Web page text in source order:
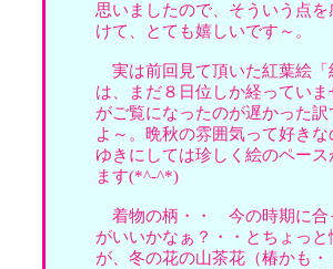
思いましたので、そういう点
けて、とても嬉しいです～。
実は前回見て頂いた紅葉絵「
は、まだ８日位しか経ってい
がご覧になったのが遅かった
よ～。晩秋の雰囲気って好き
ゆきにしては珍しく絵のペース
ます(*^-^*)
着物の柄・・ 今の時期に合
がいいかなぁ？・・とちょっと
が、冬の花の山茶花（椿かも